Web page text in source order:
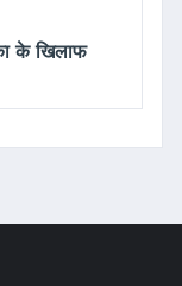
के खिलाफ